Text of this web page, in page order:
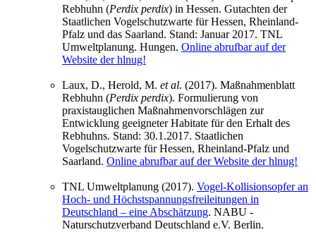
Rebhuhn (Perdix perdix) in Hessen. Gutachten der
Staatlichen Vogelschutzwarte für Hessen, Rheinland-
Pfalz und das Saarland. Stand: Januar 2017. TNL
Umweltplanung. Hungen. Online abrufbar auf der
Website der hlnug!
Laux, D., Herold, M. et al. (2017). Maßnahmenblatt
Rebhuhn (Perdix perdix). Formulierung von
praxistauglichen Maßnahmenvorschlägen zur
Entwicklung geeigneter Habitate für den Erhalt des
Rebhuhns. Stand: 30.1.2017. Staatlichen
Vogelschutzwarte für Hessen, Rheinland-Pfalz und
Saarland. Online abrufbar auf der Website der hlnug!
TNL Umweltplanung (2017). Vogel-Kollisionsopfer an
Hoch- und Höchstspannungsfreileitungen in
Deutschland – eine Abschätzung. NABU -
Naturschutzverband Deutschland e.V. Berlin.